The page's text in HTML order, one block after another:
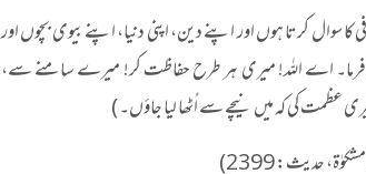
کرتا ہوں اور اپنے دین، اپنی دنیا، اپنے بیوی بچوں اور
فرما۔ اے اللہ! میری ہر طرح حفاظت کر! میرے سامنے سے،
کی کہ میں نیچے سے اُٹھا لیا جاؤں۔ )